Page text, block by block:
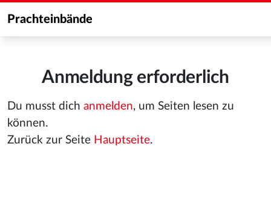
Prachteinbände
Anmeldung erforderlich
Du musst dich anmelden, um Seiten lesen zu
können.
Zurück zur Seite Hauptseite.